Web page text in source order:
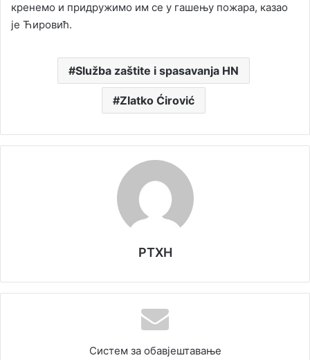
кренемо и придружимо им се у гашењу пожара, казао
је Ћировић.
Služba zaštite i spasavanja HN
Zlatko Ćirović
РТХН
Систем за обавјештавање